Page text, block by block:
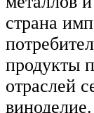
страна
продукты
отраслей
виноделие.